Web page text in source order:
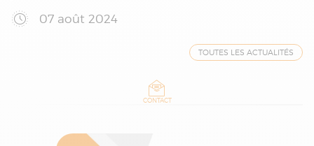
07 août 2024
TOUTES LES ACTUALITÉS
CONTACT